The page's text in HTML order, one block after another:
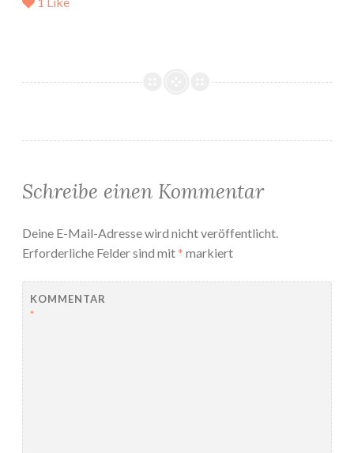
Schreibe einen Kommentar
Deine E-Mail-Adresse wird nicht veröffentlicht.
Erforderliche Felder sind mit* markiert
KOMMENTAR
*